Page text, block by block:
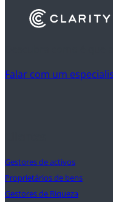
Descubra como é
Falar com um
Gestores de activos
Proprietários de bens
Gestores de Riqueza